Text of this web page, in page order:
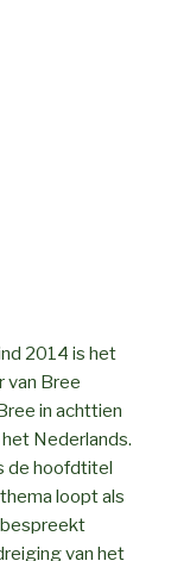
2014 is het
van Bree
in achttien
Nederlands.
de hoofdtitel
loopt als
bespreekt
van het